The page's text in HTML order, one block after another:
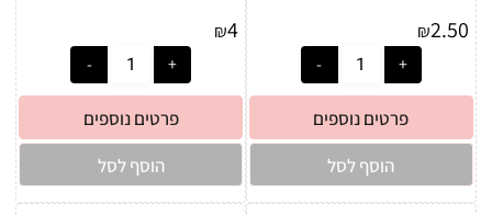
₪2.50
פרטים נוספים
הוסף לסל
₪4
פרטים נוספים
הוסף לסל